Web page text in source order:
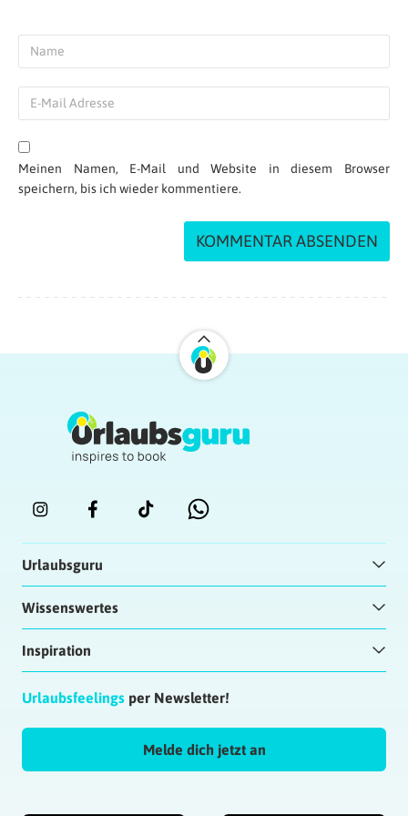
Antworten
Meinen Namen, E-Mail und Website in diesem Browser
speichern, bis ich wieder kommentiere.
Urlaubsguru
Wissenswertes
Inspiration
Urlaubsfeelings per Newsletter!
Melde dich jetzt an